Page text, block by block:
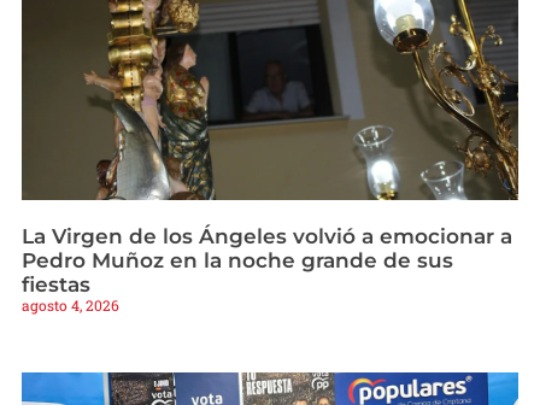
La Virgen de los Ángeles volvió a emocionar a
Pedro Muñoz en la noche grande de sus
fiestas
agosto 4, 2026